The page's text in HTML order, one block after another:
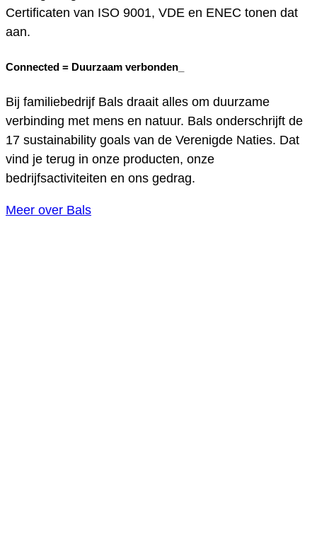
Certificaten van ISO 9001, VDE en ENEC tonen dat
aan.
Connected = Duurzaam verbonden_
Bij familiebedrijf Bals draait alles om duurzame
verbinding met mens en natuur. Bals onderschrijft de
17 sustainability goals van de Verenigde Naties. Dat
vind je terug in onze producten, onze
bedrijfsactiviteiten en ons gedrag.
Meer over Bals